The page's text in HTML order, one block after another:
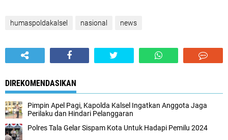
humaspoldakalsel nasional news
DIREKOMENDASIKAN
Pimpin Apel Pagi, Kapolda Kalsel Ingatkan Anggota Jaga
Perilaku dan Hindari Pelanggaran
Polres Tala Gelar Sispam Kota Untuk Hadapi Pemilu 2024